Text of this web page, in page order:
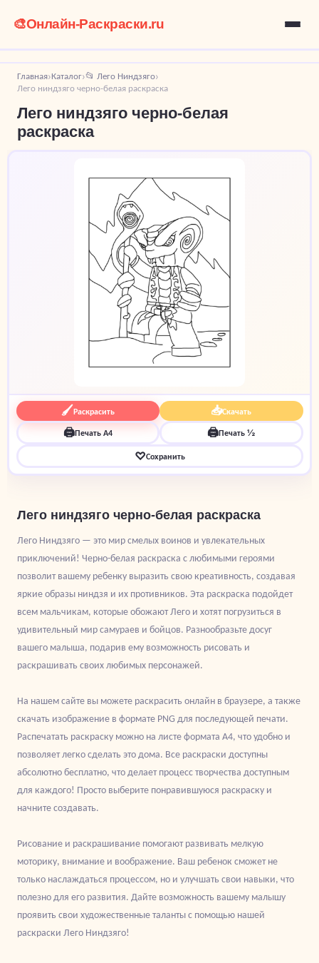
🎨Онлайн-Раскраски.ru
Главная›Каталог›📂 Лего Ниндзяго›
Лего ниндзяго черно-белая раскраска
Лего ниндзяго черно-белая
раскраска
🖌Раскрасить 📥Скачать
🖨Печать A4 🖨Печать ½
♡Сохранить
Лего ниндзяго черно-белая раскраска
Лего Ниндзяго — это мир смелых воинов и увлекательных
приключений! Черно-белая раскраска с любимыми героями
позволит вашему ребенку выразить свою креативность, создавая
яркие образы ниндзя и их противников. Эта раскраска подойдет
всем мальчикам, которые обожают Лего и хотят погрузиться в
удивительный мир самураев и бойцов. Разнообразьте досуг
вашего малыша, подарив ему возможность рисовать и
раскрашивать своих любимых персонажей.
На нашем сайте вы можете раскрасить онлайн в браузере, а также
скачать изображение в формате PNG для последующей печати.
Распечатать раскраску можно на листе формата А4, что удобно и
позволяет легко сделать это дома. Все раскраски доступны
абсолютно бесплатно, что делает процесс творчества доступным
для каждого! Просто выберите понравившуюся раскраску и
начните создавать.
Рисование и раскрашивание помогают развивать мелкую
моторику, внимание и воображение. Ваш ребенок сможет не
только наслаждаться процессом, но и улучшать свои навыки, что
полезно для его развития. Дайте возможность вашему малышу
проявить свои художественные таланты с помощью нашей
раскраски Лего Ниндзяго!